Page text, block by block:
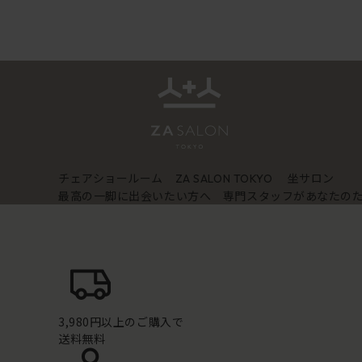
チェアショールーム ZA SALON TOKYO
坐サロン
最高の一脚に出会いたい方へ 専門スタッフがあなたの
3,980円以上のご購入で
送料無料